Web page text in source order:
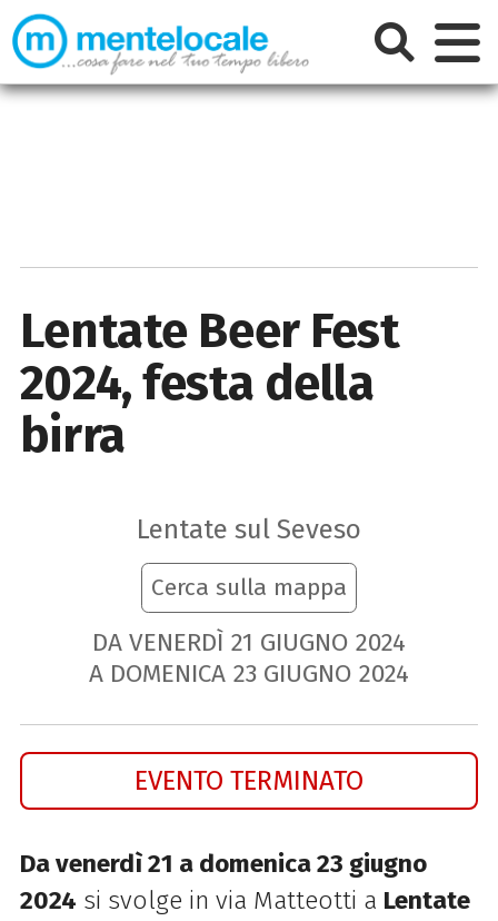
Lentate Beer Fest
2024, festa della
birra
Lentate sul Seveso
Cerca sulla mappa
DA VENERDÌ 21 GIUGNO 2024
A DOMENICA 23 GIUGNO 2024
EVENTO TERMINATO
Da venerdì 21 a domenica 23 giugno
2024 si svolge in via Matteotti a Lentate